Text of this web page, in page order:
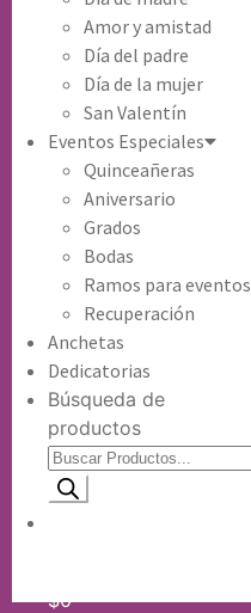
Amor y amistad
Día del padre
Día de la mujer
San Valentín
Eventos Especiales
Quinceañeras
Aniversario
Grados
Bodas
Ramos para eventos
Recuperación
Anchetas
Dedicatorias
Búsqueda de
productos
$0